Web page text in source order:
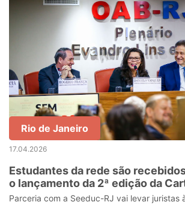
Rio de Janeiro
17.04.2026
Estudantes da rede são
o lançamento da 2ª edição da
Combate à Intolerância Religiosa
Parceria com a Seeduc-RJ vai levar juristas